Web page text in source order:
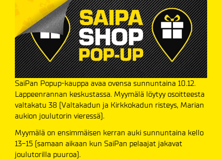
SaiPan Popup-kauppa avaa ovensa sunnuntaina 10.12.
Lappeenrannan keskustassa. Myymälä löytyy osoitteesta
valtakatu 38 (Valtakadun ja Kirkkokadun risteys, Marian
aukion joulutorin vieressä).
Myymälä on ensimmäisen kerran auki sunnuntaina kello
13-15 (samaan aikaan kun SaiPan pelaajat jakavat
joulutorilla puuroa).